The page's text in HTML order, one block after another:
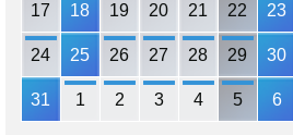
17 18 19 20 21 22 23
24 25 26 27 28 29 30
31 1 2 3 4 5 6